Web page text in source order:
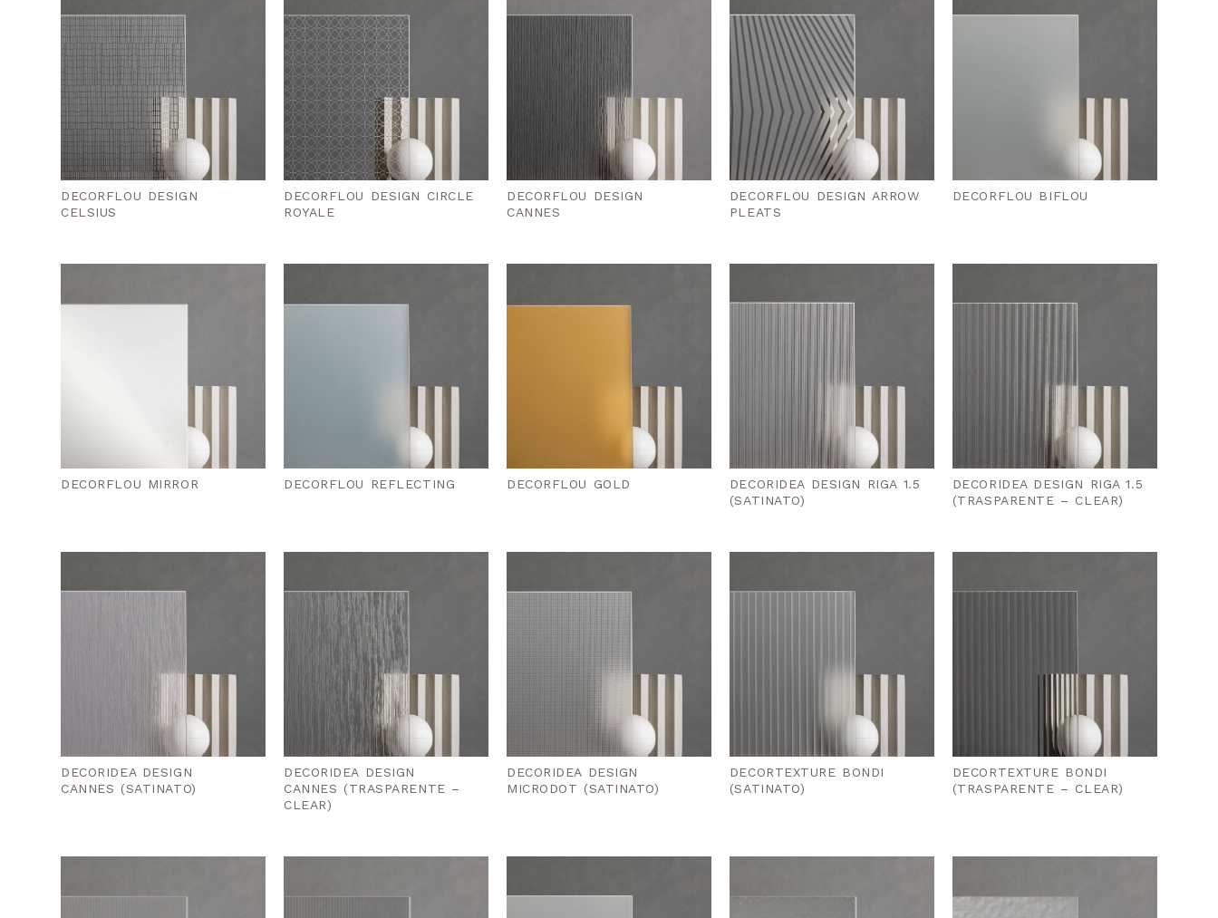
DECORFLOU DESIGN
CELSIUS
DECORFLOU DESIGN CIRCLE
ROYALE
DECORFLOU DESIGN
CANNES
DECORFLOU DESIGN ARROW
PLEATS
DECORFLOU BIFLOU
DECORFLOU MIRROR DECORFLOU REFLECTING DECORFLOU GOLD
DECORIDEA DESIGN RIGA 1.5
(SATINATO)
DECORIDEA DESIGN RIGA 1.5
(TRASPARENTE – CLEAR)
DECORIDEA DESIGN
CANNES (SATINATO)
DECORIDEA DESIGN
CANNES (TRASPARENTE –
CLEAR)
DECORIDEA DESIGN
MICRODOT (SATINATO)
DECORTEXTURE BONDI
(SATINATO)
DECORTEXTURE BONDI
(TRASPARENTE – CLEAR)